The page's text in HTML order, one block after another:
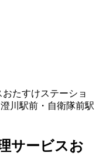
たすけステーショ
川駅前・自衛隊前駅
サービスお